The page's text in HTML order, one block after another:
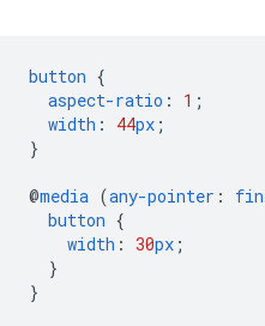
button {
aspect-ratio : 1 ;
width : 44px ;
}
@media (any-pointer :
button {
width : 30px ;
}
}